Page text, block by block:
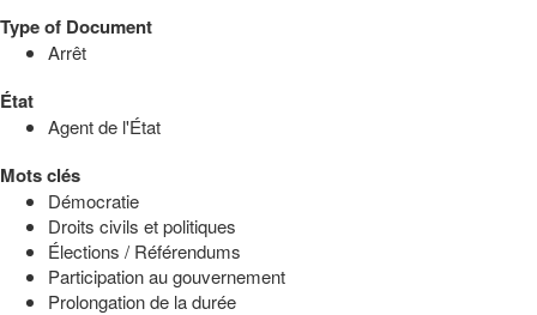
Type of Document
Arrêt
État
Agent de l'État
Mots clés
Démocratie
Droits civils et politiques
Élections / Référendums
Participation au gouvernement
Prolongation de la durée